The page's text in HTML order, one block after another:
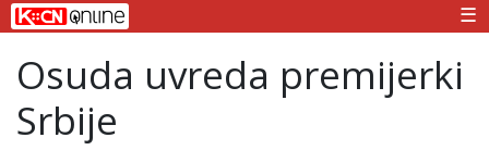
☰
Osuda uvreda premijerki
Srbije